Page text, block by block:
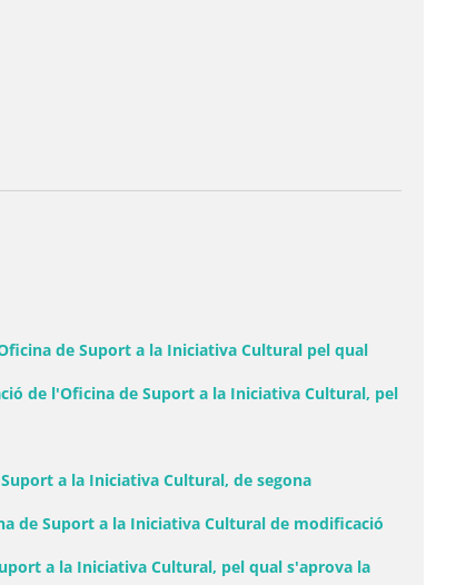
de Suport a la Iniciativa Cultural pel qual
de l'Oficina de Suport a la Iniciativa Cultural, pel
a la Iniciativa Cultural, de segona
de Suport a la Iniciativa Cultural de modificació
a la Iniciativa Cultural, pel qual s'aprova la